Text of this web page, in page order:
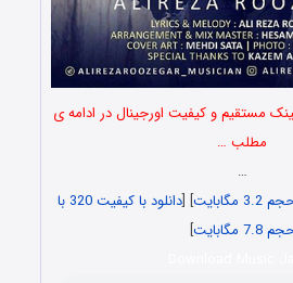
مستقیم و کیفیت اورجینال در ادامه ی
مطلب …
…
] [
دانلود با کیفیت 320 با
7.8 مگابایت
]